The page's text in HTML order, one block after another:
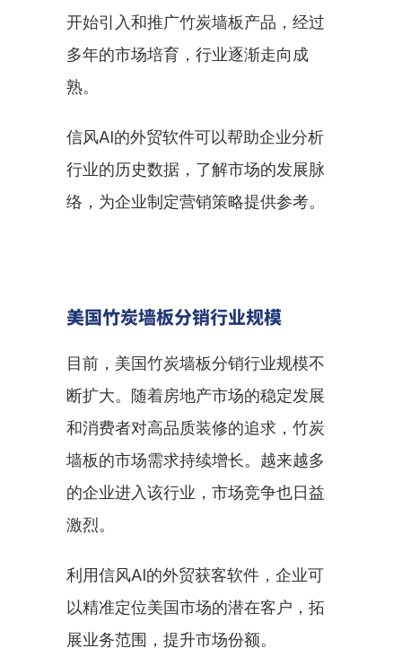
开始引入和推广竹炭墙板产品，经过
多年的市场培育，行业逐渐走向成
熟。
信风AI的外贸软件可以帮助企业分析
行业的历史数据，了解市场的发展脉
络，为企业制定营销策略提供参考。
美国竹炭墙板分销行业规模
目前，美国竹炭墙板分销行业规模不
断扩大。随着房地产市场的稳定发展
和消费者对高品质装修的追求，竹炭
墙板的市场需求持续增长。越来越多
的企业进入该行业，市场竞争也日益
激烈。
利用信风AI的外贸获客软件，企业可
以精准定位美国市场的潜在客户，拓
展业务范围，提升市场份额。